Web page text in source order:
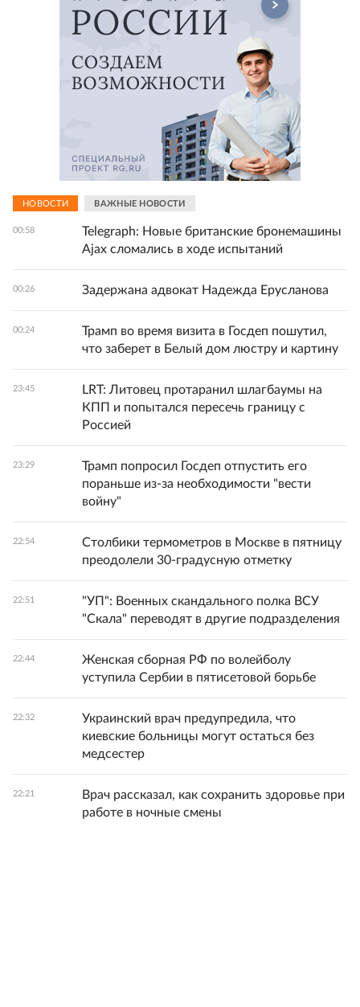
НОВОСТИ ВАЖНЫЕ НОВОСТИ
00:58
Telegraph: Новые британские бронемашины
Ajax сломались в ходе испытаний
00:26 Задержана адвокат Надежда Ерусланова
00:24
Трамп во время визита в Госдеп пошутил,
что заберет в Белый дом люстру и картину
23:45
LRT: Литовец протаранил шлагбаумы на
КПП и попытался пересечь границу с
Россией
23:29
Трамп попросил Госдеп отпустить его
пораньше из-за необходимости "вести
войну"
22:54
Столбики термометров в Москве в пятницу
преодолели 30-градусную отметку
22:51
"УП": Военных скандального полка ВСУ
"Скала" переводят в другие подразделения
22:44
Женская сборная РФ по волейболу
уступила Сербии в пятисетовой борьбе
22:32
Украинский врач предупредила, что
киевские больницы могут остаться без
медсестер
22:21
Врач рассказал, как сохранить здоровье при
работе в ночные смены